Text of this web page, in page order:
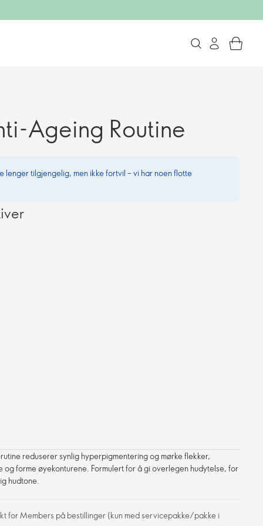
Ageing Routine
lenger tilgjengelig, men ikke fortvil – vi har noen flotte
reduserer synlig hyperpigmentering og mørke flekker,
og forme øyekonturene. Formulert for å gi overlegen hudytelse, for
hudtone.
for Members på bestillinger (kun med servicepakke/pakke i